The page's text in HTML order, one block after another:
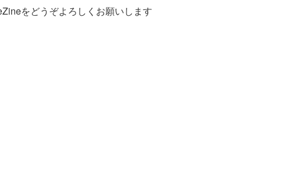
をどうぞよろしくお願いします